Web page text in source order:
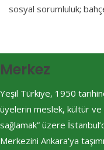
sosyal sorumluluk;
Merkez
Yeşil Türkiye, 1950
üyelerin meslek, kültür ve
sağlamak” üzere
Merkezini Ankara'ya